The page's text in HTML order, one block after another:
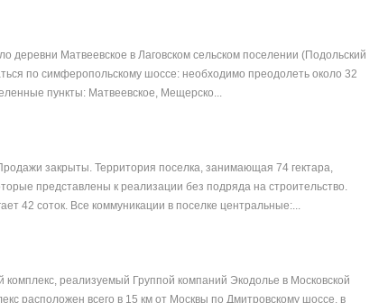
деревни Матвеевское в Лаговском сельском поселении (Подольский
по симферопольскому шоссе: необходимо преодолеть около 32
пункты: Матвеевское, Мещерско...
закрыты. Территория поселка, занимающая 74 гектара,
представлены к реализации без подряда на строительство.
42 соток. Все коммуникации в поселке центральные:...
реализуемый Группой компаний Экодолье в Московской
расположен всего в 15 км от Москвы по Дмитровскому шоссе, в